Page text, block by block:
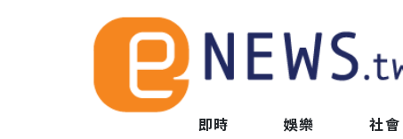
即時 娛樂 社會